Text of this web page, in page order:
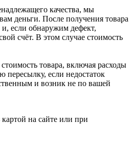
качества, мы
деньги. После получения товара
если обнаружим дефект,
счёт. В этом случае стоимость
товара, включая расходы
пересылку, если недостаток
и возник не по вашей
на сайте или при